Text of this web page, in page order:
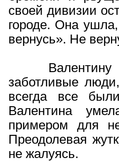
своей дивизии
городе. Она
вернусь». Не
Валентину
заботливые
всегда все
Валентина
примером для
Преодолевая
не жалуясь.